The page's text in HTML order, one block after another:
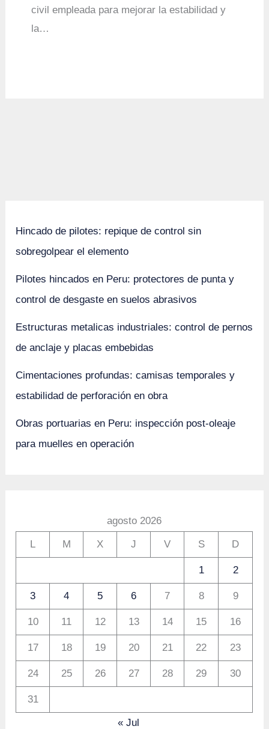
civil empleada para mejorar la estabilidad y
la…
Hincado de pilotes: repique de control sin
sobregolpear el elemento
Pilotes hincados en Peru: protectores de punta y
control de desgaste en suelos abrasivos
Estructuras metalicas industriales: control de pernos
de anclaje y placas embebidas
Cimentaciones profundas: camisas temporales y
estabilidad de perforación en obra
Obras portuarias en Peru: inspección post-oleaje
para muelles en operación
agosto 2026
L M X J V S D
1 2
3 4 5 6 7 8 9
10 11 12 13 14 15 16
17 18 19 20 21 22 23
24 25 26 27 28 29 30
31
« Jul